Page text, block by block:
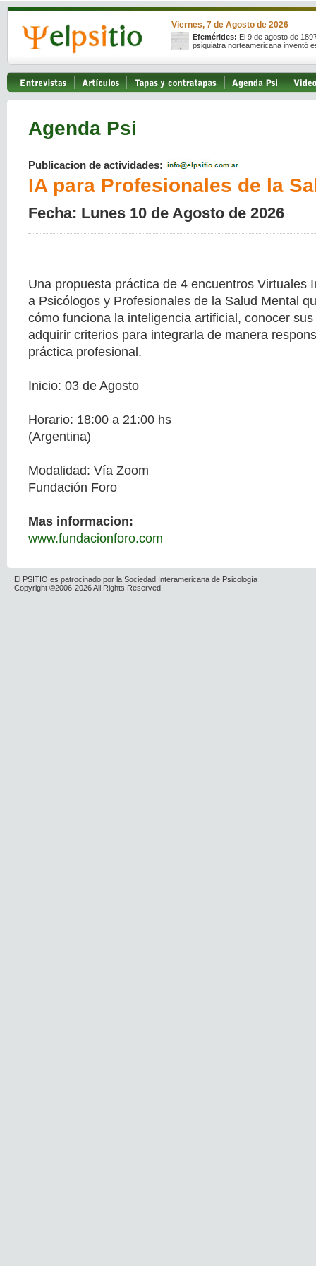
Viernes, 7 de Agosto de 2026
Efemérides: El 9 de agosto de
psiquiatra norteamericana inventó
Agenda Psi
Publicacion de actividades:
IA para Profesionales de la
Fecha: Lunes 10 de Agosto de 2026
Una propuesta práctica de 4 encuentros Virtuales
a Psicólogos y Profesionales de la Salud Mental
cómo funciona la inteligencia artificial, conocer
adquirir criterios para integrarla de manera
práctica profesional.
Inicio: 03 de Agosto
Horario: 18:00 a 21:00 hs
(Argentina)
Modalidad: Vía Zoom
Fundación Foro
Mas informacion:
www.fundacionforo.com
El PSITIO es patrocinado por la Sociedad Interamericana de Psicología
Copyright ©2006-2026 All Rights Reserved